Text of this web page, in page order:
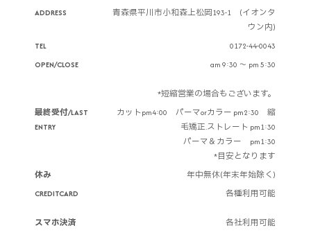
ADDRESS
青森県平川市小和森上松岡193-1 (イオンタ
ウン内)
TEL
0172-44-0043
OPEN/CLOSE
am 9:30 ～ pm 5:30
*短縮営業の場合もございます。
最終受付/LAST
ENTRY
カットpm4:00 パーマorカラー pm2:30 縮
毛矯正.ストレート pm1:30
パーマ＆カラー pm1:30
*目安となります
休み
年中無休(年末年始除く)
CREDITCARD
スマホ決済
各種利用可能
各社利用可能